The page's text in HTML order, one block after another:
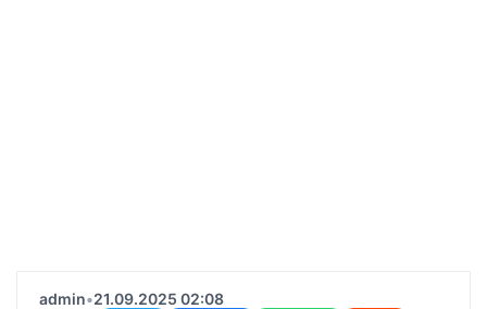
admin•21.09.2025 02:08